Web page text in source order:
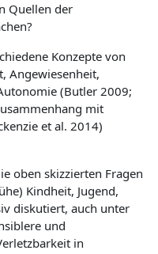
Quellen der
Konzepte von
Angewiesenheit,
(Butler 2009;
mit
et al. 2014)
oben skizzierten Fragen
Kindheit, Jugend,
diskutiert, auch unter
und
in